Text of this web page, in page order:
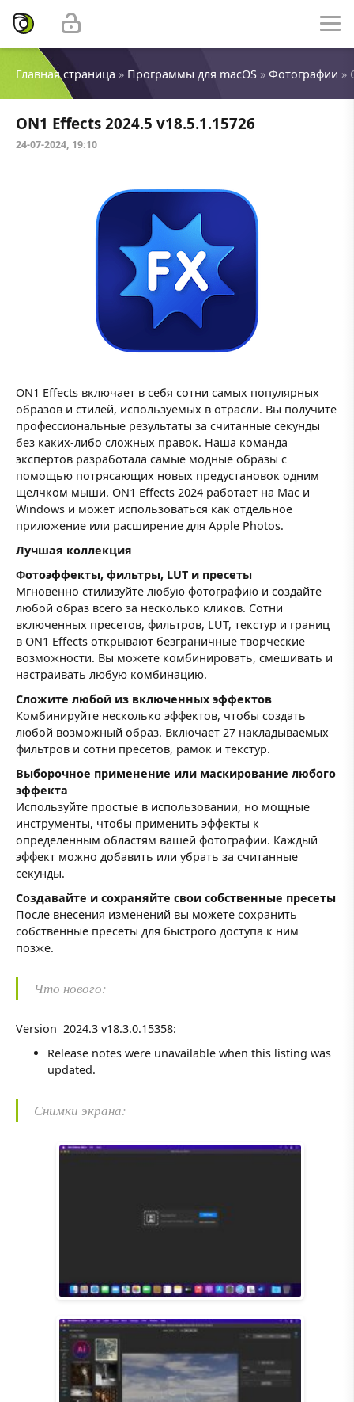
Главная страница » Программы для macOS » Фотографии »
ON1 Effects 2024.5 v18.5.1.15726
24-07-2024, 19:10
ON1 Effects включает в себя сотни самых популярных
образов и стилей, используемых в отрасли. Вы получите
профессиональные результаты за считанные секунды
без каких-либо сложных правок. Наша команда
экспертов разработала самые модные образы с
помощью потрясающих новых предустановок одним
щелчком мыши. ON1 Effects 2024 работает на Mac и
Windows и может использоваться как отдельное
приложение или расширение для Apple Photos.
Лучшая коллекция
Фотоэффекты, фильтры, LUT и пресеты
Мгновенно стилизуйте любую фотографию и создайте
любой образ всего за несколько кликов. Сотни
включенных пресетов, фильтров, LUT, текстур и границ
в ON1 Effects открывают безграничные творческие
возможности. Вы можете комбинировать, смешивать и
настраивать любую комбинацию.
Сложите любой из включенных эффектов
Комбинируйте несколько эффектов, чтобы создать
любой возможный образ. Включает 27 накладываемых
фильтров и сотни пресетов, рамок и текстур.
Выборочное применение или маскирование любого
эффекта
Используйте простые в использовании, но мощные
инструменты, чтобы применить эффекты к
определенным областям вашей фотографии. Каждый
эффект можно добавить или убрать за считанные
секунды.
Создавайте и сохраняйте свои собственные пресеты
После внесения изменений вы можете сохранить
собственные пресеты для быстрого доступа к ним
позже.
Что нового:
Version 2024.3 v18.3.0.15358:
Release notes were unavailable when this listing was
updated.
Снимки экрана: